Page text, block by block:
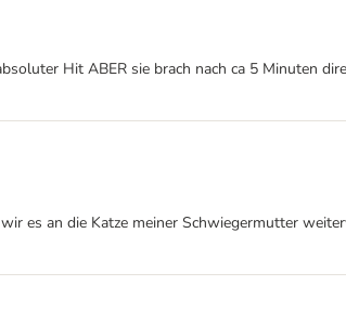
Hit ABER sie brach nach ca 5 Minuten
es an die Katze meiner Schwiegermutter